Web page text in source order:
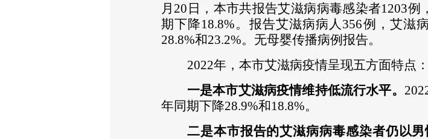
月20日，本市共报告艾滋病病毒感染者1203例
期下降18.8%。报告艾滋病病人356例，艾滋
28.8%和23.2%。无母婴传播病例报告。
2022年，本市艾滋病疫情呈现五方面特点：
一是本市艾滋病疫情维持低流行水平。 202
年同期下降28.9%和18.8%。
二是本市报告的艾滋病病毒感染者仍以男